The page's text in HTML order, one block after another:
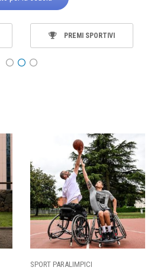
PREMI SPORTIVI
CALCIO